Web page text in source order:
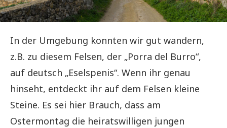
In der Umgebung konnten wir gut wandern,
z.B. zu diesem Felsen, der „Porra del Burro“,
auf deutsch „Eselspenis“. Wenn ihr genau
hinseht, entdeckt ihr auf dem Felsen kleine
Steine. Es sei hier Brauch, dass am
Ostermontag die heiratswilligen jungen